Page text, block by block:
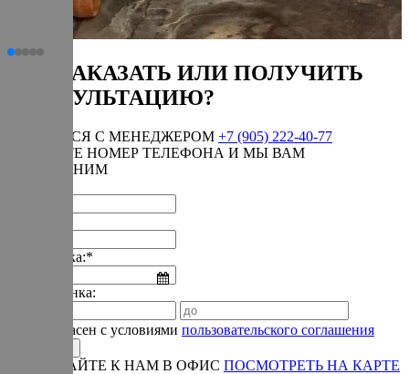
КАК ЗАКАЗАТЬ ИЛИ ПОЛУЧИТЬ
КОНСУЛЬТАЦИЮ?
СВЯЗАТЬСЯ С МЕНЕДЖЕРОМ +7 (905) 222-40-77
ОСТАВЬТЕ НОМЕР ТЕЛЕФОНА И МЫ ВАМ
ПЕРЕЗВОНИМ
Дата звонка:*
Время звонка:
Я согласен с условиями пользовательского соглашения
ПРИЕЗЖАЙТЕ К НАМ В ОФИС ПОСМОТРЕТЬ НА КАРТЕ